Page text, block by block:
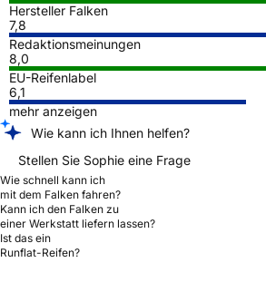
Hersteller Falken
7,8
Redaktionsmeinungen
8,0
EU-Reifenlabel
6,1
mehr anzeigen
Wie kann ich Ihnen helfen?
Stellen Sie Sophie eine Frage
Wie schnell kann ich
mit dem Falken fahren?
Kann ich den Falken zu
einer Werkstatt liefern lassen?
Ist das ein
Runflat-Reifen?